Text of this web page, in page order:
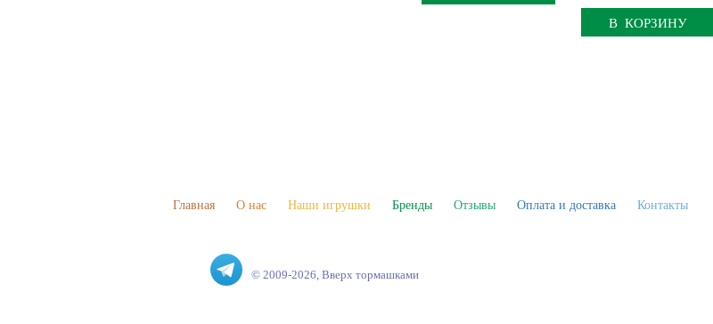
В КОРЗИНУ
Главная О нас Наши игрушки Бренды Отзывы Оплата и доставка Контакты
© 2009-2026, Вверх тормашками